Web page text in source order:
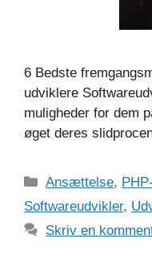
6 Bedste
udviklere
muligheder for dem
øget deres
Kategorier
Ansættelse,
Softwareudvikler,
Skriv en